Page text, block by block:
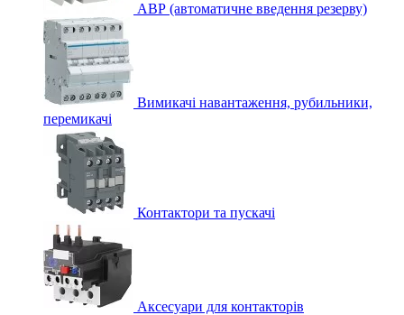
АВР (автоматичне введення резерву)
Вимикачі навантаження, рубильники,
перемикачі
Контактори та пускачі
Аксесуари для контакторів